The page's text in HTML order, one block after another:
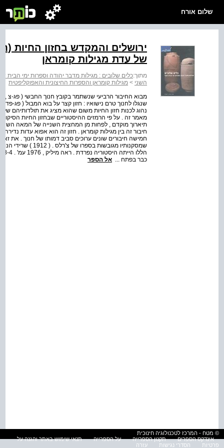
שלום אורח
ירושלים והמקדש בחזון החיות
של עדת מגילות קומראן
מתוך:כלים שלובים : מגילות מדבר יהודה וספרות ימי הבית
השני > מגילות קומראן והספרות החיצונית והאפוקליפטית
מבוא החיבור הרביעי שנשתמר בקובץ חנוך החבשי ( פג-צ ,
שנגלו לחנוך טרם נישואיו : חזון קצר על בוא המבול ( פג-
נהוג לכנות חזון החיות משום שהוא מציג את תולדותיהם
מאמר זה . על פי הרמזים ההיסטוריים שבחזון החיות
תיארוך מוקדם , לפחות מן המחצית השנייה של המאה
חמישה חיבורים שונים ערוכים סביב דמותו של חנוך . את
שמסקנותיו
כבר בפתח ... אל הספר
© מטח - המרכז לטכנולוגיה חינוכית
אינדקס הספרים
תקנון הספרייה על הספרייה
תנאי שימוש באתר והגנה על
פרטיות
הסדרי נגישות עזרה